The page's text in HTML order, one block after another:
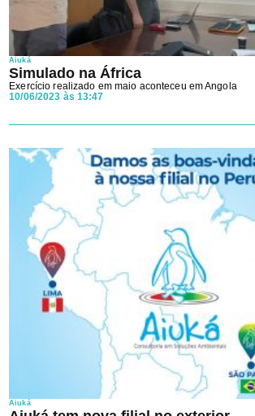
Aiuká
Simulado na África
Exercício realizado em maio aconteceu em Angola
10/06/2023 às 13:47
Aiuká